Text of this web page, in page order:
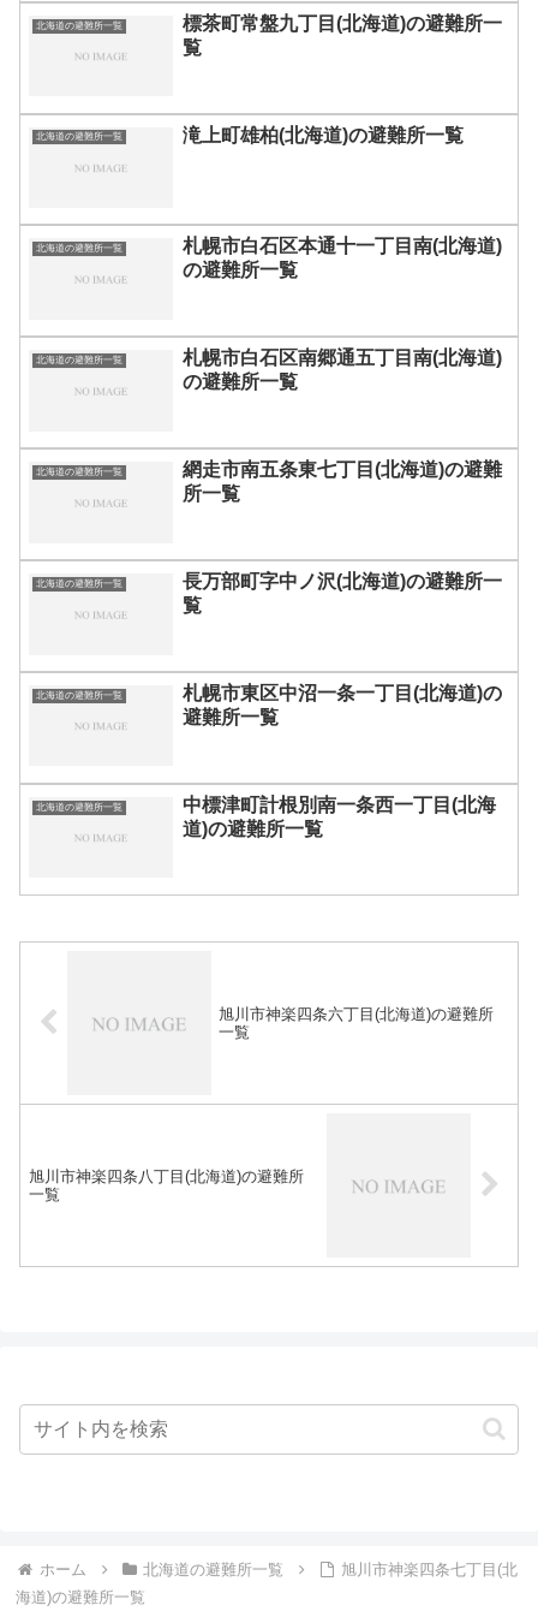
北海道の避難所一覧
標茶町常盤九丁目(北海道)の避難所一
覧
北海道の避難所一覧 滝上町雄柏(北海道)の避難所一覧
北海道の避難所一覧
札幌市白石区本通十一丁目南(北海道)
の避難所一覧
北海道の避難所一覧
札幌市白石区南郷通五丁目南(北海道)
の避難所一覧
北海道の避難所一覧
網走市南五条東七丁目(北海道)の避難
所一覧
北海道の避難所一覧
長万部町字中ノ沢(北海道)の避難所一
覧
北海道の避難所一覧
札幌市東区中沼一条一丁目(北海道)の
避難所一覧
北海道の避難所一覧
中標津町計根別南一条西一丁目(北海
道)の避難所一覧
旭川市神楽四条六丁目(北海道)の避難所
一覧
旭川市神楽四条八丁目(北海道)の避難所
一覧
ホーム 北海道の避難所一覧
旭川市神楽四条七丁目(北
海道)の避難所一覧